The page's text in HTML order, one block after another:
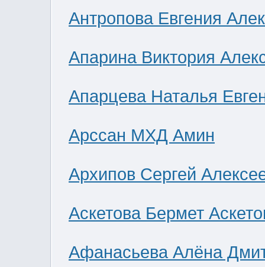
Антропова Евгения
Апарина Виктория
Апарцева Наталья
Арссан МХД Амин
Архипов Сергей
Аскетова Бермет
Афанасьева Алёна